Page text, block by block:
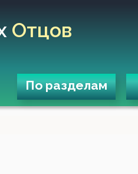
Отцов
По разделам